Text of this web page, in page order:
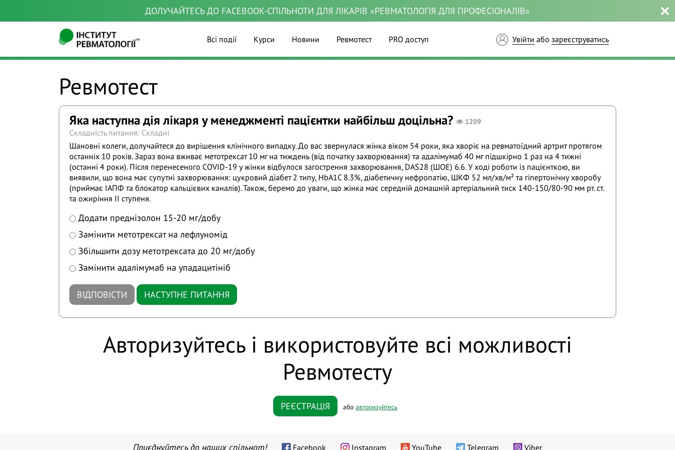
ДОЛУЧАЙТЕСЬ ДО FACEBOOK-СПІЛЬНОТИ ДЛЯ ЛІКАРІВ «РЕВМАТОЛОГІЯ ДЛЯ ПРОФЕСІОНАЛІВ»
Всі події Курси Новини Ревмотест PRO доступ Увійти або зареєструватись
Ревмотест
Яка наступна дія лікаря у менеджменті пацієнтки найбільш доцільна? 1209
Складність питання: Складні
Шановні колеги, долучайтеся до вирішення клінічного випадку. До вас звернулася жінка віком 54 роки, яка хворіє на ревматоїдний артрит протягом
останніх 10 років. Зараз вона вживає метотрексат 10 мг на тиждень (від початку захворювання) та адалімумаб 40 мг підшкірно 1 раз на 4 тижні
(останні 4 роки). Після перенесеного COVID-19 у жінки відбулося загострення захворювання, DAS28 (ШОЕ) 6.6. У ході роботи із пацієнткою, ви
виявили, що вона має супутні захворювання: цукровий діабет 2 типу, HbA1C 8.3%, діабетичну нефропатію, ШКФ 52 мл/хв/м² та гіпертонічну хворобу
(приймає ІАПФ та блокатор кальцієвих каналів). Також, беремо до уваги, що жінка має середній домашній артеріальний тиск 140-150/80-90 мм рт. ст.
та ожиріння ІІ ступеня.
Додати преднізолон 15-20 мг/добу
Замінити метотрексат на лефлуномід
Збільшити дозу метотрексата до 20 мг/добу
Замінити адалімумаб на упадацитініб
ВІДПОВІСТИ НАСТУПНЕ ПИТАННЯ
Авторизуйтесь і використовуйте всі можливості
Ревмотесту
РЕЄСТРАЦІЯ абоавторизуйтесь
Приєднуйтесь до наших спільнот! Facebook Instagram YouTube Telegram Viber